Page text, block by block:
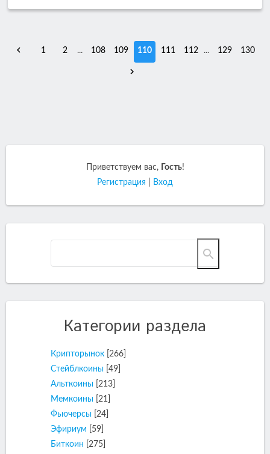
1 2 ... 108 109 110 111 112 ... 129 130
Приветствуем вас, Гость!
Регистрация
Вход
Категории раздела
Крипторынок [266]
Стейблкоины [49]
Альткоины [213]
Мемкоины [21]
Фьючерсы [24]
Эфириум
[59]
Биткоин
[275]